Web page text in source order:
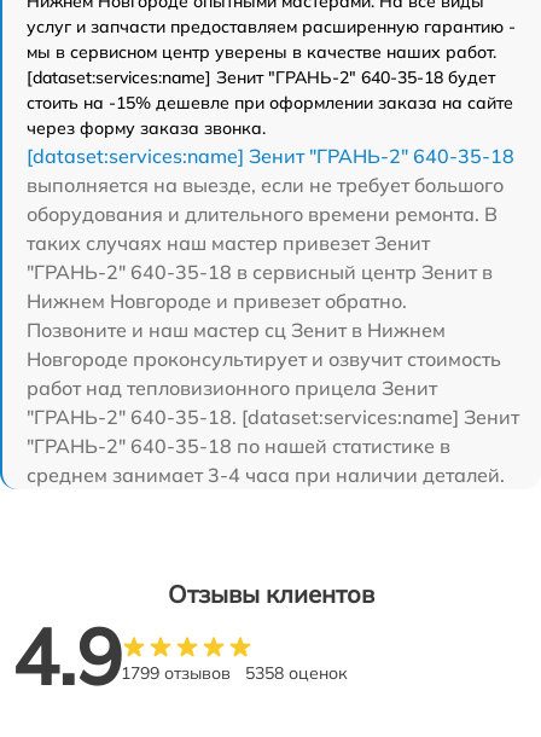
услуг и запчасти предоставляем расширенную гарантию -
мы в сервисном центр уверены в качестве наших работ.
[dataset:services:name] Зенит "ГРАНЬ-2" 640-35-18 будет
стоить на -15% дешевле при оформлении заказа на сайте
через форму заказа звонка.
[dataset:services:name] Зенит "ГРАНЬ-2" 640-35-18
выполняется на выезде, если не требует большого
оборудования и длительного времени ремонта. В
таких случаях наш мастер привезет Зенит
"ГРАНЬ-2" 640-35-18 в сервисный центр Зенит в
Нижнем Новгороде и привезет обратно.
Позвоните и наш мастер сц Зенит в Нижнем
Новгороде проконсультирует и озвучит стоимость
работ над тепловизионного прицела Зенит
"ГРАНЬ-2" 640-35-18. [dataset:services:name] Зенит
"ГРАНЬ-2" 640-35-18 по нашей статистике в
среднем занимает 3-4 часа при наличии деталей.
Отзывы клиентов
4.91799 отзывов 5358 оценок